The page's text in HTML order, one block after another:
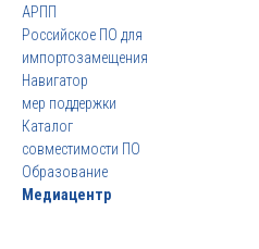
АРПП
Российское ПО для
импортозамещения
Навигатор
мер поддержки
Каталог
совместимости ПО
Образование
Медиацентр